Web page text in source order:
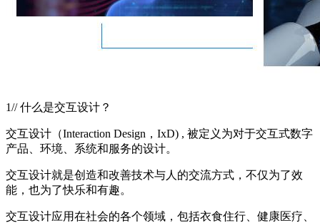
1// 什么是交互设计？
交互设计（Interaction Design，IxD) , 被定义为对于交互式数字
产品、环境、系统和服务的设计。
交互设计就是创造和改善技术与人的交流方式，不仅为了效
能，也为了快乐和有趣。
交互设计应用在社会的各个领域，包括衣食住行、健康医疗、